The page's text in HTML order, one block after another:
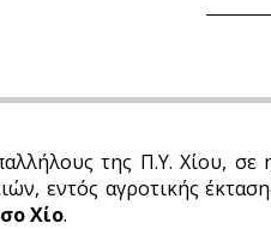
της Π.Υ. Χίου,
εντός αγροτικής
Χίο.